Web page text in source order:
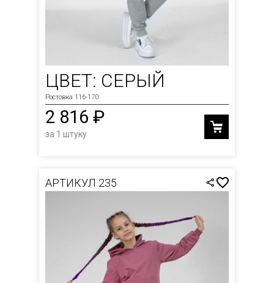
ЦВЕТ: СЕРЫЙ
Ростовка 116-170
2 816 ₽
за 1 штуку
АРТИКУЛ 235